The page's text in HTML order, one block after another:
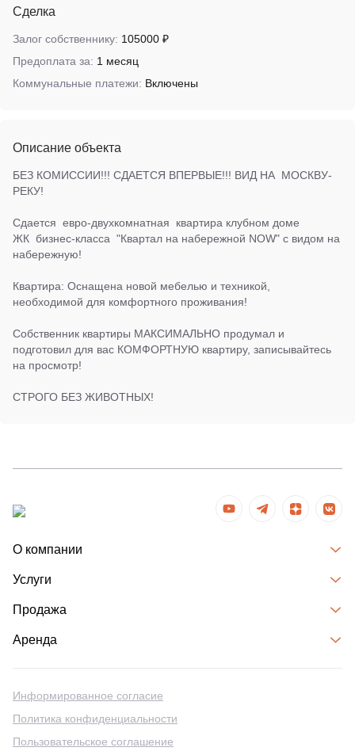
Сделка
Залог собственнику: 105000 ₽
Предоплата за: 1 месяц
Коммунальные платежи: Включены
Описание объекта
БЕЗ КОМИССИИ!!! СДАЕТСЯ ВПЕРВЫЕ!!! ВИД НА МОСКВУ-
РЕКУ!
Сдается евро-двухкомнатная квартира клубном доме
ЖК бизнес-класса "Квартал на набережной NOW" с видом на
набережную!
Квартира: Оснащена новой мебелью и техникой,
необходимой для комфортного проживания!
Собственник квартиры МАКСИМАЛЬНО продумал и
подготовил для вас КОМФОРТНУЮ квартиру, записывайтесь
на просмотр!
СТРОГО БЕЗ ЖИВОТНЫХ!
О компании
Услуги
Продажа
Аренда
Информированное согласие
Политика конфиденциальности
Пользовательское соглашение